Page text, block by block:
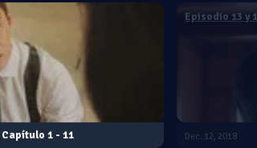
1 - 11
Episodio 13 y
Dec. 12, 2018